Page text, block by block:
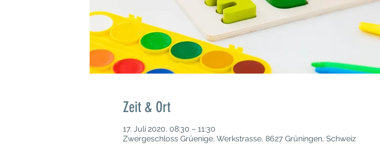
Zeit & Ort
17. Juli 2020, 08:30 – 11:30
Zwergeschloss Grüenige, Werkstrasse, 8627 Grüningen, Schweiz